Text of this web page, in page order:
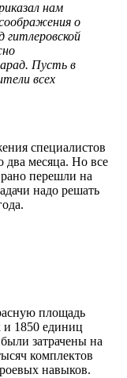
нам
о
гитлеровской
Пусть в
всех
специалистов
два месяца. Но все
перешли на
надо решать
площадь
и 1850 единиц
затрачены на
комплектов
навыков.